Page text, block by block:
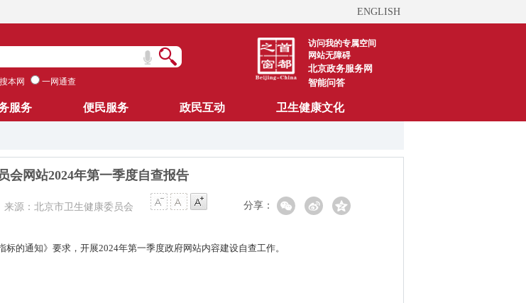
ENGLISH
访问我的专属空间
网站无障碍
北京政务服务网
智能问答
搜本网 一网通查
服务 便民服务 政民互动 卫生健康文化
会网站2024年第一季度自查报告
来源：北京市卫生健康委员会 分享：
的通知》要求，开展2024年第一季度政府网站内容建设自查工作。